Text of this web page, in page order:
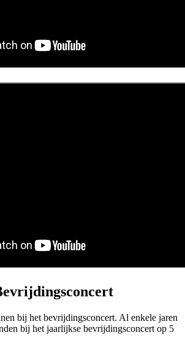
bij het bevrijdingsconcert. Al enkele jaren
bij het jaarlijkse bevrijdingsconcert op 5